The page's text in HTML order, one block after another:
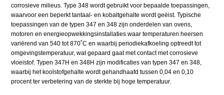
corrosieve milieus. Type 348 wordt gebruikt voor bepaalde toepassingen,
waarvoor een beperkt tantaal- en kobaltgehalte wordt geëist. Typische
toepassingen van de typen 347 en 348 zijn onderdelen van ovens,
motoren en energieopwekkingsinstallaties waar temperaturen heersen
variërend van 540 tot 870˚C en waarbij periodiekafkoeling optreedt tot
omgevingstemperatuur, wat gepaard gaat met contact met corrosieve
vloeistof. Typen 347H en 348H zijn modificaties van typen 347 en 348,
waarbij het koolstofgehalte wordt gehandhaafd tussen 0,04 en 0,10
procent ter verbetering van de sterkte bij hoge temperatuur.